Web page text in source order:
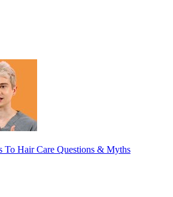
To Hair Care Questions & Myths